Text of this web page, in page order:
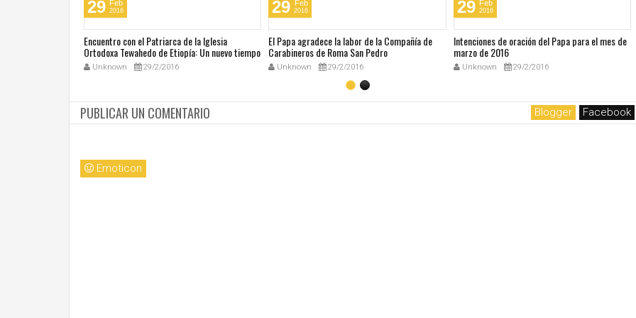
29 Feb
2016
Encuentro con el Patriarca de la Iglesia
Ortodoxa Tewahedo de Etiopía: Un nuevo tiempo
de amistad fraternal
Unknown 29/2/2016
29 Feb
2016
El Papa agradece la labor de la Compañía de
Carabineros de Roma San Pedro
Unknown 29/2/2016
29 Feb
2016
Intenciones de oración del Papa para el mes de
marzo de 2016
Unknown 29/2/2016
PUBLICAR UN COMENTARIO Blogger Facebook
Emoticon